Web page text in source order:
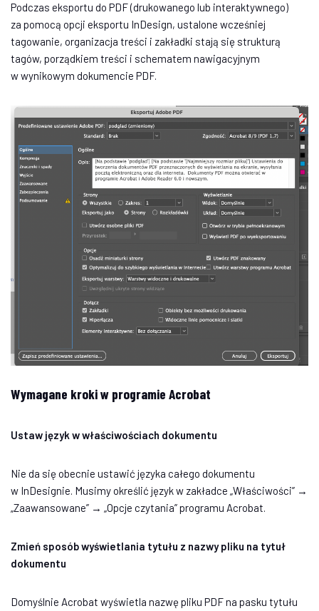
Podczas eksportu do PDF (drukowanego lub interaktywnego)
za pomocą opcji eksportu InDesign, ustalone wcześniej
tagowanie, organizacja treści i zakładki stają się strukturą
tagów, porządkiem treści i schematem nawigacyjnym
w wynikowym dokumencie PDF.
Wymagane kroki w programie Acrobat
Ustaw język w właściwościach dokumentu
Nie da się obecnie ustawić języka całego dokumentu
w InDesignie. Musimy określić język w zakładce „Właściwości” →
„Zaawansowane” → „Opcje czytania” programu Acrobat.
Zmień sposób wyświetlania tytułu z nazwy pliku na tytuł
dokumentu
Domyślnie Acrobat wyświetla nazwę pliku PDF na pasku tytułu